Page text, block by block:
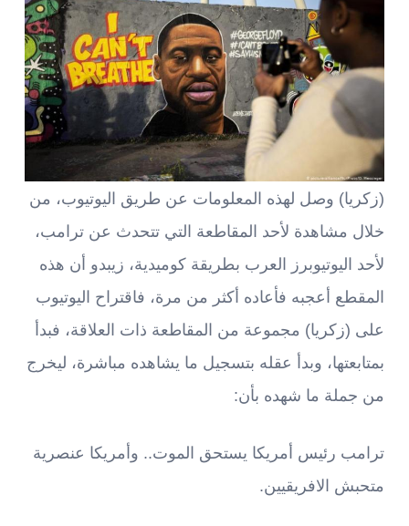
(زكريا) وصل لهذه المعلومات عن طريق اليوتيوب، من
خلال مشاهدة لأحد المقاطعة التي تتحدث عن ترامب،
لأحد اليوتيوبرز العرب بطريقة كوميدية، زيبدو أن هذه
المقطع أعجبه فأعاده أكثر من مرة، فاقتراح اليوتيوب
على (زكريا) مجموعة من المقاطعة ذات العلاقة، فبدأ
بمتابعتها، وبدأ عقله بتسجيل ما يشاهده مباشرة، ليخرج
من جملة ما شهده بأن:
ترامب رئيس أمريكا يستحق الموت.. وأمريكا عنصرية
متحبش الافريقيين.